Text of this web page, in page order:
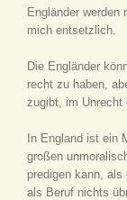
Engländer
mich entsetzlich.
Die Engländer
recht zu haben,
zugibt, im Unrecht
In England ist ein
großen
predigen kann,
als Beruf nichts